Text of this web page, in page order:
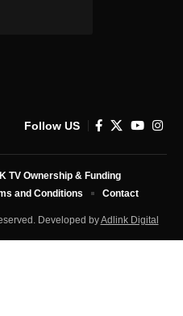
Follow US
Developed byAdlink Digital
K TV Ownership & Funding
and Conditions Contact